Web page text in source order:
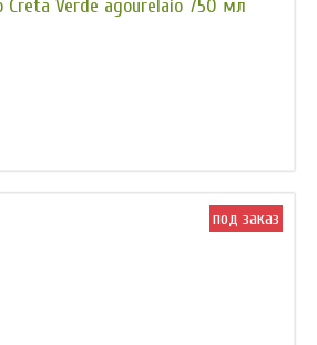
Creta Verde agourelaio 750 мл
под заказ